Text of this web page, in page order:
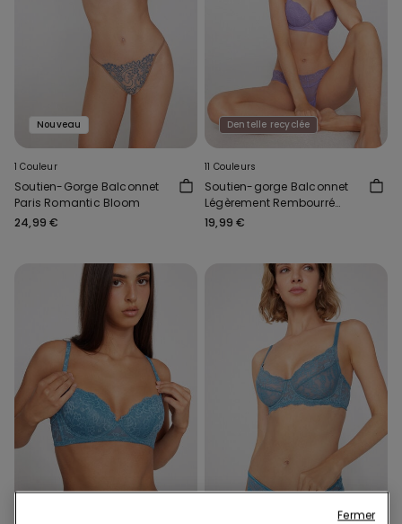
Nouveau
1 Couleur
Soutien-Gorge Balconnet
Paris Romantic Bloom
24,99 €
Dentelle recyclée
11 Couleurs
Soutien-gorge Balconnet
Légèrement Rembourré
Dentelle Recyclée Wien
19,99 €
Fermer